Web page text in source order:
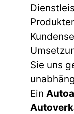
Sie uns
Ein